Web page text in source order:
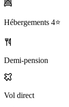
Hébergements 4⭐️
Demi-pension
Vol direct